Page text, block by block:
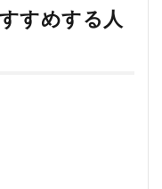
すめする人